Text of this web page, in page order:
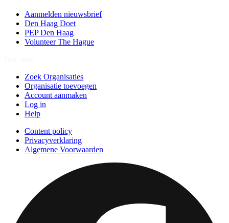
Aanmelden nieuwsbrief
Den Haag Doet
PEP Den Haag
Volunteer The Hague
Zoek Organisaties
Organisatie toevoegen
Account aanmaken
Log in
Help
Content policy
Privacyverklaring
Algemene Voorwaarden